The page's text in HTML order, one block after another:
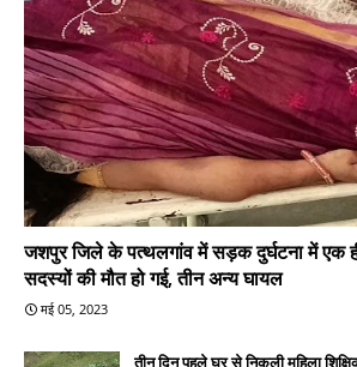
जशपुर जिले के पत्थलगांव में सड़क दुर्घटना में एक
सदस्यों की मौत हो गई, तीन अन्य घायल
मई 05, 2023
तीन दिन पहले घर से निकली महिला